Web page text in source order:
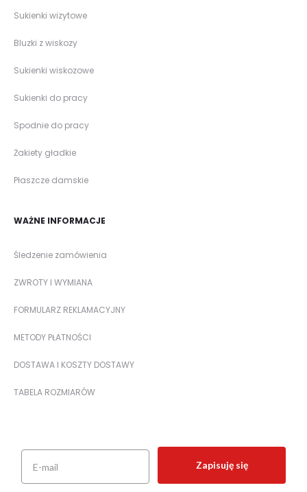
Sukienki wizytowe
Bluzki z wiskozy
Sukienki wiskozowe
Sukienki do pracy
Spodnie do pracy
Żakiety gładkie
Płaszcze damskie
WAŻNE INFORMACJE
Śledzenie zamówienia
ZWROTY I WYMIANA
FORMULARZ REKLAMACYJNY
METODY PŁATNOŚCI
DOSTAWA I KOSZTY DOSTAWY
TABELA ROZMIARÓW
Zapisuję się